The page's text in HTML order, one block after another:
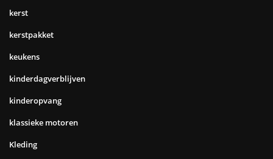
kerst
kerstpakket
keukens
kinderdagverblijven
kinderopvang
klassieke motoren
Kleding